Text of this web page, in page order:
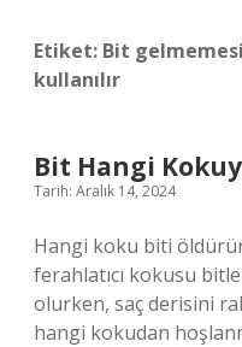
Etiket: Bit
kullanılır
Bit Hangi
Tarih: Aralık 14, 2024
Hangi koku biti
ferahlatıcı kokusu
olurken, saç derisini
hangi kokudan